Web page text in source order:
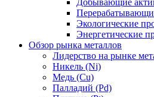
Экологические
Энергетические
Обзор рынка металлов
Лидерство на рынке
Никель (Ni)
Медь (Cu)
Палладий (Pd)